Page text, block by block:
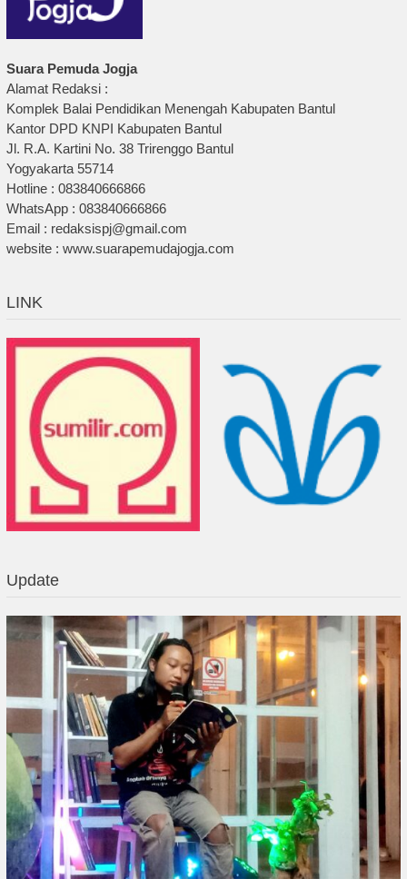
Suara Pemuda Jogja
Alamat Redaksi :
Komplek Balai Pendidikan Menengah Kabupaten Bantul
Kantor DPD KNPI Kabupaten Bantul
Jl. R.A. Kartini No. 38 Trirenggo Bantul
Yogyakarta 55714
Hotline : 083840666866
WhatsApp : 083840666866
Email : redaksispj@gmail.com
website : www.suarapemudajogja.com
LINK
Update